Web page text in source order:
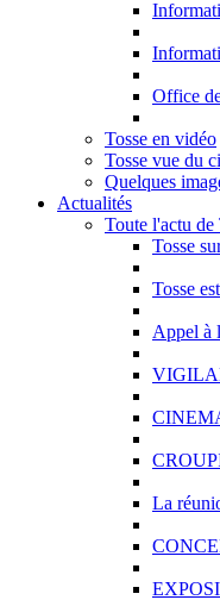
Office
Tosse en vidéo
Tosse vue du
Quelques
Actualités
Toute l'actu de
Tosse
Tosse
Appel à
La